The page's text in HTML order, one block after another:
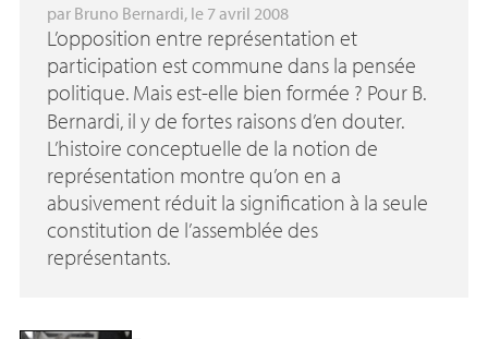
par Bruno Bernardi, le 7 avril 2008
L’opposition entre représentation et
participation est commune dans la pensée
politique. Mais est-elle bien formée ? Pour B.
Bernardi, il y de fortes raisons d’en douter.
L’histoire conceptuelle de la notion de
représentation montre qu’on en a
abusivement réduit la signification à la seule
constitution de l’assemblée des
représentants.